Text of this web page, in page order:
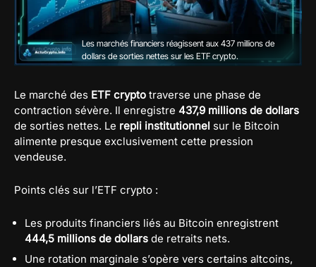
Les marchés financiers réagissent aux 437 millions de
dollars de sorties nettes sur les ETF crypto.
Le marché des ETF crypto traverse une phase de
contraction sévère. Il enregistre 437,9 millions de dollars
de sorties nettes. Le repli institutionnel sur le Bitcoin
alimente presque exclusivement cette pression
vendeuse.
Points clés sur l’ETF crypto :
Les produits financiers liés au Bitcoin enregistrent
444,5 millions de dollars de retraits nets.
Une rotation marginale s’opère vers certains altcoins,